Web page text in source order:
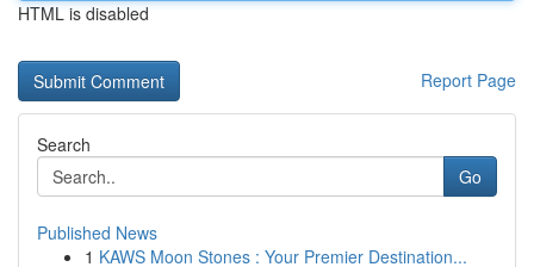
HTML is disabled
Report Page
Search
Go
Published News
1 KAWS Moon Stones : Your Premier Destination...